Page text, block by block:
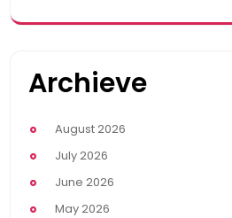
Archieve
August 2026
July 2026
June 2026
May 2026